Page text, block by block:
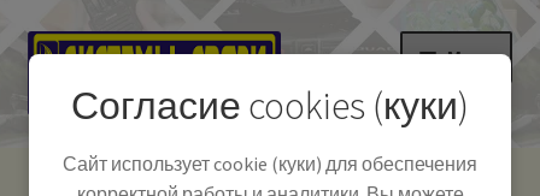
Перейти
навигации
Перейти
содержимому
Меню
Согласие cookies (куки)
Сайт использует cookie (куки) для обеспечения